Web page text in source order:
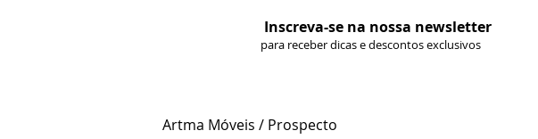
Inscreva-se na nossa newsletter
para receber dicas e descontos exclusivos
Artma Móveis / Prospecto